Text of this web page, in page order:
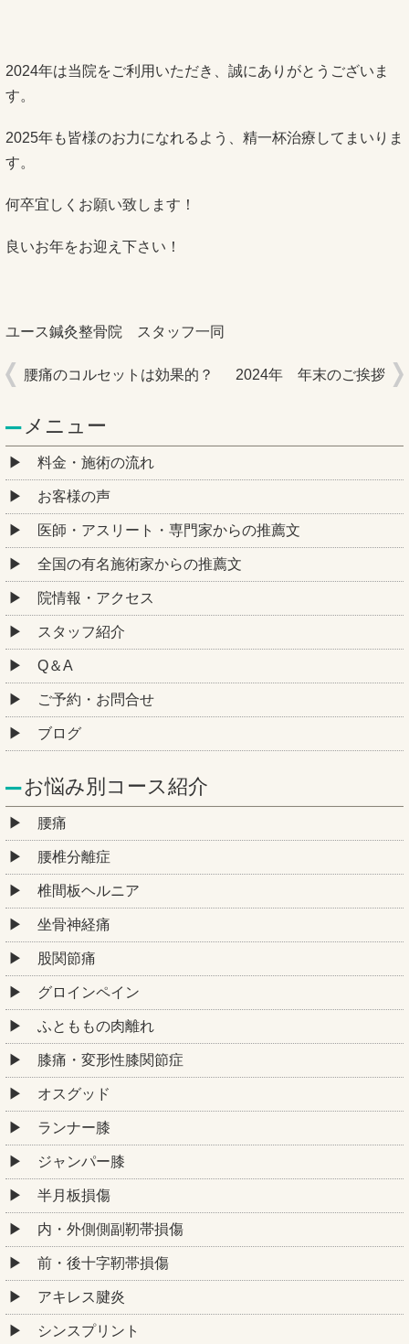
2024年は当院をご利用いただき、誠にありがとうございま
す。
2025年も皆様のお力になれるよう、精一杯治療してまいりま
す。
何卒宜しくお願い致します！
良いお年をお迎え下さい！
ユース鍼灸整骨院 スタッフ一同
腰痛のコルセットは効果的？ 2024年 年末のご挨拶
メニュー
料金・施術の流れ
お客様の声
医師・アスリート・専門家からの推薦文
全国の有名施術家からの推薦文
院情報・アクセス
スタッフ紹介
Q＆A
ご予約・お問合せ
ブログ
お悩み別コース紹介
腰痛
腰椎分離症
椎間板ヘルニア
坐骨神経痛
股関節痛
グロインペイン
ふとももの肉離れ
膝痛・変形性膝関節症
オスグッド
ランナー膝
ジャンパー膝
半月板損傷
内・外側側副靭帯損傷
前・後十字靭帯損傷
アキレス腱炎
シンスプリント